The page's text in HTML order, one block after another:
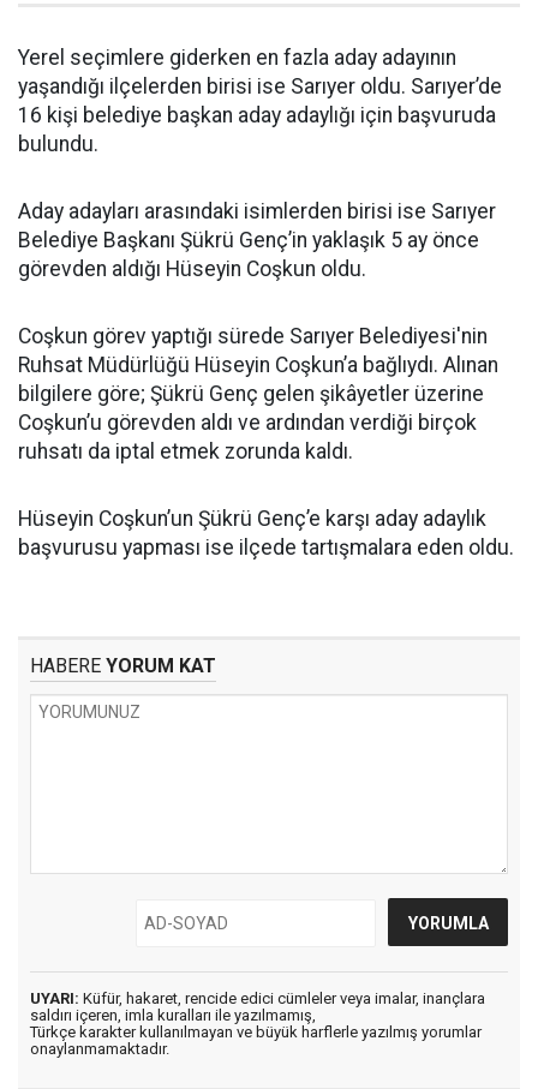
Yerel seçimlere giderken en fazla aday adayının
yaşandığı ilçelerden birisi ise Sarıyer oldu. Sarıyer’de
16 kişi belediye başkan aday adaylığı için başvuruda
bulundu.
Aday adayları arasındaki isimlerden birisi ise Sarıyer
Belediye Başkanı Şükrü Genç’in yaklaşık 5 ay önce
görevden aldığı Hüseyin Coşkun oldu.
Coşkun görev yaptığı sürede Sarıyer Belediyesi'nin
Ruhsat Müdürlüğü Hüseyin Coşkun’a bağlıydı. Alınan
bilgilere göre; Şükrü Genç gelen şikâyetler üzerine
Coşkun’u görevden aldı ve ardından verdiği birçok
ruhsatı da iptal etmek zorunda kaldı.
Hüseyin Coşkun’un Şükrü Genç’e karşı aday adaylık
başvurusu yapması ise ilçede tartışmalara eden oldu.
HABERE YORUM KAT
UYARI: Küfür, hakaret, rencide edici cümleler veya imalar, inançlara
saldırı içeren, imla kuralları ile yazılmamış,
Türkçe karakter kullanılmayan ve büyük harflerle yazılmış yorumlar
onaylanmamaktadır.